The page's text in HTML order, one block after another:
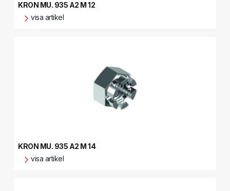
KRON MU. 935 A2 M 12
visa artikel
KRON MU. 935 A2 M 14
visa artikel